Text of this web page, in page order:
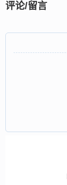
评论/留言